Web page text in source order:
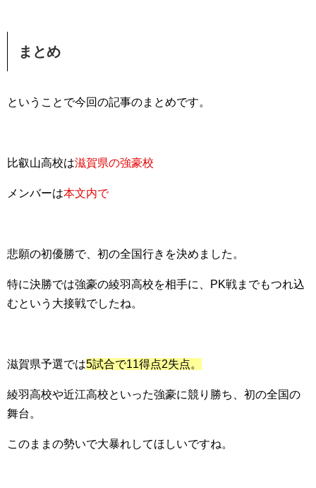
まとめ
ということで今回の記事のまとめです。
比叡山高校は滋賀県の強豪校
メンバーは本文内で
悲願の初優勝で、初の全国行きを決めました。
特に決勝では強豪の綾羽高校を相手に、PK戦までもつれ込
むという大接戦でしたね。
滋賀県予選では5試合で11得点2失点。
綾羽高校や近江高校といった強豪に競り勝ち、初の全国の
舞台。
このままの勢いで大暴れしてほしいですね。